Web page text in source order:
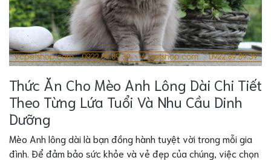
Thức Ăn Cho Mèo Anh Lông Dài Chi Tiết
Theo Từng Lứa Tuổi Và Nhu Cầu Dinh
Dưỡng
Mèo Anh lông dài là bạn đồng hành tuyệt vời trong mỗi gia
đình. Để đảm bảo sức khỏe và vẻ đẹp của chúng, việc chọn